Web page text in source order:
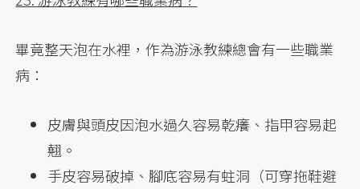
畢竟整天泡在水裡，作為游泳教練總會有一些職業
病：
皮膚與頭皮因泡水過久容易乾癢、指甲容易起
翹。
手皮容易破掉、腳底容易有蛀洞（可穿拖鞋避